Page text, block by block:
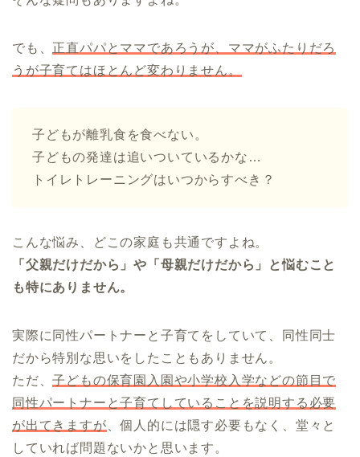
でも、 正直パパとママであろうが、ママがふたりだろ
うが子育てはほとんど変わりません。
子どもが離乳食を食べない。
子どもの発達は追いついているかな…
トイレトレーニングはいつからすべき？
こんな悩み、どこの家庭も共通ですよね。
「父親だけだから」や「母親だけだから」と悩むこと
も特にありません。
実際に同性パートナーと子育てをしていて、同性同士
だから特別な思いをしたこともありません。
ただ、子どもの保育園入園や小学校入学などの節目で
同性パートナーと子育てしていることを説明する必要
が出てきますが 、個人的には隠す必要もなく、堂々と
していれば問題ないかと思います。